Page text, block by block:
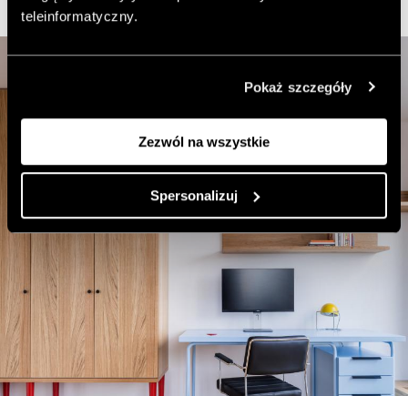
teleinformatyczny.
Pokaż szczegóły
Zezwól na wszystkie
Spersonalizuj